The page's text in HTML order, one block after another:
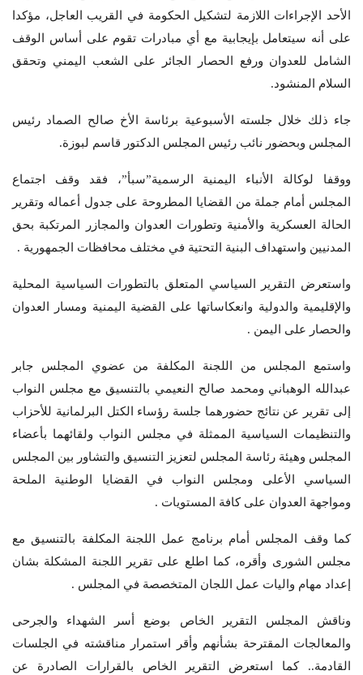
الأحد الإجراءات اللازمة لتشكيل الحكومة في القريب العاجل، مؤكدا
على أنه سيتعامل بإيجابية مع أي مبادرات تقوم على أساس الوقف
الشامل للعدوان ورفع الحصار الجائر على الشعب اليمني وتحقق
السلام المنشود.
جاء ذلك خلال جلسته الأسبوعية برئاسة الأخ صالح الصماد رئيس
المجلس وبحضور نائب رئيس المجلس الدكتور قاسم لبوزة.
ووقفا لوكالة الأنباء اليمنية الرسمية”سبأ”، فقد وقف اجتماع
المجلس أمام جملة من القضايا المطروحة على جدول أعماله وتقرير
الحالة العسكرية والأمنية وتطورات العدوان والمجازر المرتكبة بحق
المدنيين واستهداف البنية التحتية في مختلف محافظات الجمهورية .
واستعرض التقرير السياسي المتعلق بالتطورات السياسية المحلية
والإقليمية والدولية وانعكاساتها على القضية اليمنية ومسار العدوان
والحصار على اليمن .
واستمع المجلس من اللجنة المكلفة من عضوي المجلس جابر
عبدالله الوهباني ومحمد صالح النعيمي بالتنسيق مع مجلس النواب
إلى تقرير عن نتائج حضورهما جلسة رؤساء الكتل البرلمانية للأحزاب
والتنظيمات السياسية الممثلة في مجلس النواب ولقائهما بأعضاء
المجلس وهيئة رئاسة المجلس لتعزيز التنسيق والتشاور بين المجلس
السياسي الأعلى ومجلس النواب في القضايا الوطنية الملحة
ومواجهة العدوان على كافة المستويات .
كما وقف المجلس أمام برنامج عمل اللجنة المكلفة بالتنسيق مع
مجلس الشورى وأقره، كما اطلع على تقرير اللجنة المشكلة بشان
إعداد مهام واليات عمل اللجان المتخصصة في المجلس .
وناقش المجلس التقرير الخاص بوضع أسر الشهداء والجرحى
والمعالجات المقترحة بشأنهم وأقر استمرار مناقشته في الجلسات
القادمة.. كما استعرض التقرير الخاص بالقرارات الصادرة عن